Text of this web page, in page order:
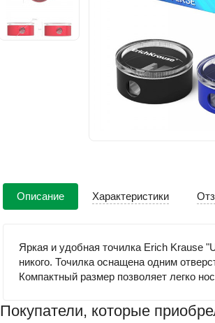
Описание Характеристики
Яркая и удобная точилка Erich Krause
никого. Точилка оснащена одним
Компактный размер позволяет легко
Покупатели, которые